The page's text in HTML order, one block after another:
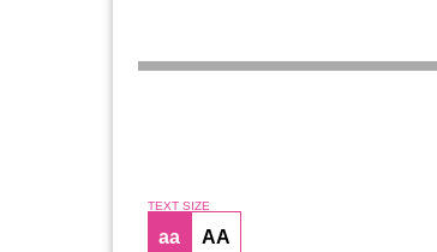
TEXT SIZE
aa AA